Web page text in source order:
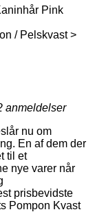
Pink
/ Pelskvast >
anmeldelser
nu om
En af dem der
til et
nye varer når
prisbevidste
Pompon Kvast